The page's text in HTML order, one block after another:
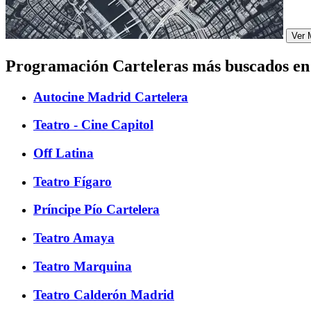
Ver
Programación Carteleras más buscados
Autocine Madrid Cartelera
Teatro - Cine Capitol
Off Latina
Teatro Fígaro
Príncipe Pío Cartelera
Teatro Amaya
Teatro Marquina
Teatro Calderón Madrid